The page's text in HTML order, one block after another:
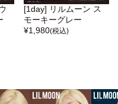
[1day] リルムーン ス
モーキーグレー
¥1,980(税込)